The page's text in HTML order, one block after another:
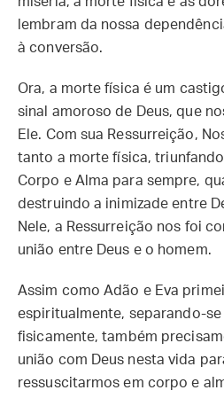
lembram da nossa
à conversão.
Ora, a morte física é um
sinal amoroso de Deus, que
Ele. Com sua Ressurreição,
tanto a morte física,
Corpo e Alma para sempre,
destruindo a inimizade entre
Nele, a Ressurreição nos foi
união entre Deus e o homem.
Assim como Adão e Eva
espiritualmente, separando-se
fisicamente, também
união com Deus nesta vida
ressuscitarmos em corpo e